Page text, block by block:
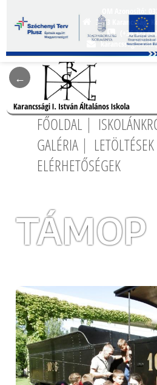
3163 Karancsság,
(+36 32)
FŐOLDAL
GALÉRIA
LETÖLTÉSEK
ELÉRHETŐSÉGEK
TÁMOP